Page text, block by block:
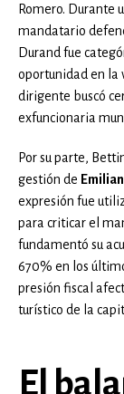
Romero. Durante
mandatario
Durand fue
oportunidad en la
dirigente buscó
exfuncionaria
Por su parte,
gestión de
expresión fue
para criticar el
fundamentó su
670% en los
presión fiscal
turístico de la
El